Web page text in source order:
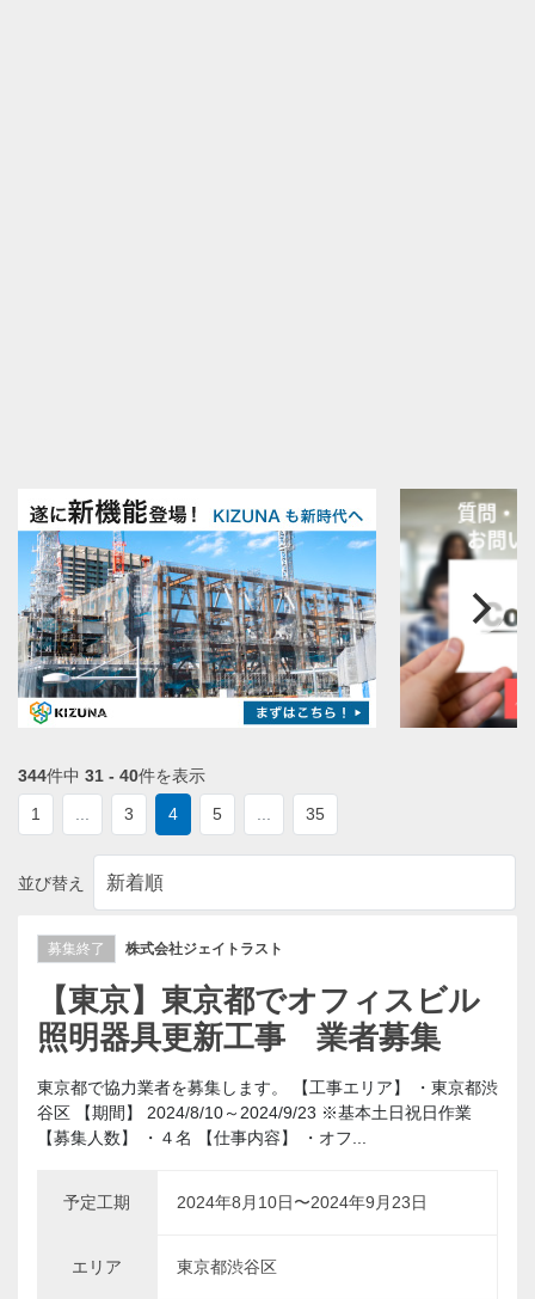
344件中 31 - 40件を表示
1
3 4 5 35
並び替え
募集終了 株式会社ジェイトラスト
【東京】東京都でオフィスビル
照明器具更新工事 業者募集
東京都で協力業者を募集します。 【工事エリア】 ・東京都渋
谷区 【期間】 2024/8/10～2024/9/23 ※基本土日祝日作業
【募集人数】 ・４名 【仕事内容】 ・オフ...
予定工期 2024年8月10日〜2024年9月23日
エリア 東京都渋谷区